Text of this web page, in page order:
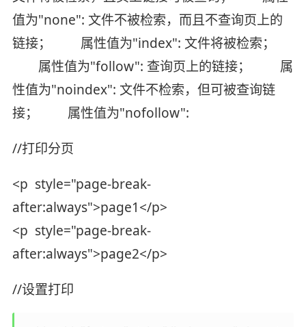
值为"none": 文件不被检索，而且不查询页上的
链接； 属性值为"index": 文件将被检索；
属性值为"follow": 查询页上的链接； 属
性值为"noindex": 文件不检索，但可被查询链
接； 属性值为"nofollow":
//打印分页
<p style="page-break-
after:always">page1</p>
<p style="page-break-
after:always">page2</p>
//设置打印